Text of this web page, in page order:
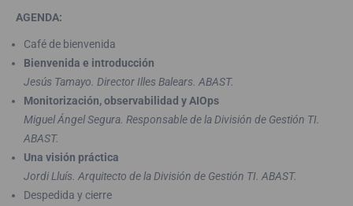
AGENDA:
Café de bienvenida
Bienvenida e introducción
Jesús Tamayo. Director Illes Balears. ABAST.
Monitorización, observabilidad y AIOps
Miguel Ángel Segura. Responsable de la División de Gestión TI.
ABAST.
Una visión práctica
Jordi Lluís. Arquitecto de la División de Gestión TI. ABAST.
Despedida y cierre